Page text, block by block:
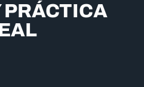
PRÁCTICA